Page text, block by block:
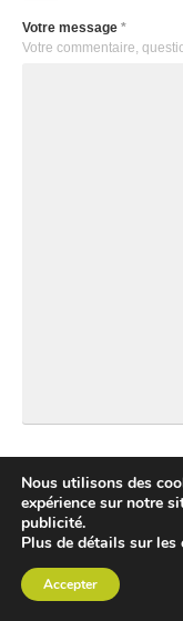
Votre message *
Votre commentaire,
Nous utilisons des
expérience sur notre
publicité.
Plus de détails sur
Accepter